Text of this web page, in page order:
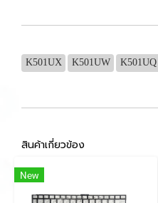
K501UX K501UW K501UQ
สินค้าเกี่ยวข้อง
New